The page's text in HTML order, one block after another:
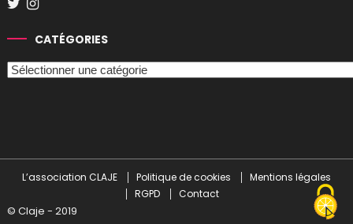
CATÉGORIES
Catégories
L’association CLAJE Politique de cookies
Mentions légales
RGPD
Contact
© Claje - 2019